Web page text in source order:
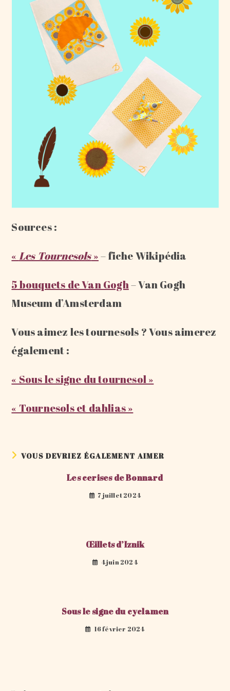
Sources :
« Les Tournesols»– fiche Wikipédia
5 bouquets de VanGogh– Van Gogh
Museum d’Amsterdam
Vous aimez les tournesols ? Vous aimerez
également :
« Sous le signe du tournesol »
« Tournesols et dahlias »
VOUS DEVRIEZ ÉGALEMENT AIMER
Les cerises de Bonnard
7 juillet 2024
Œillets d’Iznik
4 juin 2024
Sous le signe du cyclamen
16 février 2024